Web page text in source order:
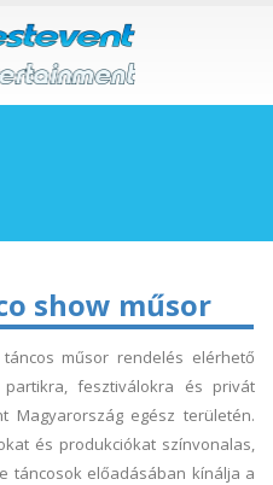
show műsor
műsor rendelés elérhető
fesztiválokra és privát
Magyarország egész területén.
és produkciókat színvonalas,
táncosok előadásában kínálja a